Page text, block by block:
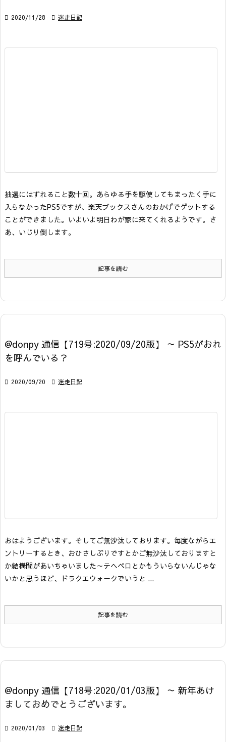
 2020/11/28  迷走日記
抽選にはずれること数十回。あらゆる手を駆使してもまったく手に
入らなかったPS5ですが、楽天ブックスさんのおかげでゲットする
ことができました。 いよいよ明日わが家に来てくれるようです。 さ
あ、いじり倒します。
記事を読む
@donpy 通信【719号:2020/09/20版】 ～ PS5がおれ
を呼んでいる？
 2020/09/20  迷走日記
おはようございます。そしてご無沙汰しております。 毎度ながらエ
ントリーするとき、おひさしぶりですとかご無沙汰しておりますと
か結構間があいちゃいました～テヘペロとかもういらないんじゃな
いかと思うほど、ドラクエウォークでいうと ...
記事を読む
@donpy 通信【718号:2020/01/03版】 ～ 新年あけ
ましておめでとうございます。
 2020/01/03  迷走日記